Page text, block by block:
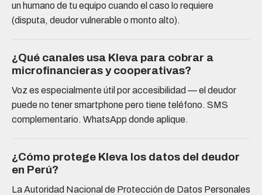
un humano de tu equipo cuando el caso lo requiere
(disputa, deudor vulnerable o monto alto).
¿Qué canales usa Kleva para cobrar a
microfinancieras y cooperativas?
Voz es especialmente útil por accesibilidad — el deudor
puede no tener smartphone pero tiene teléfono. SMS
complementario. WhatsApp donde aplique.
¿Cómo protege Kleva los datos del deudor
en Perú?
La Autoridad Nacional de Protección de Datos Personales